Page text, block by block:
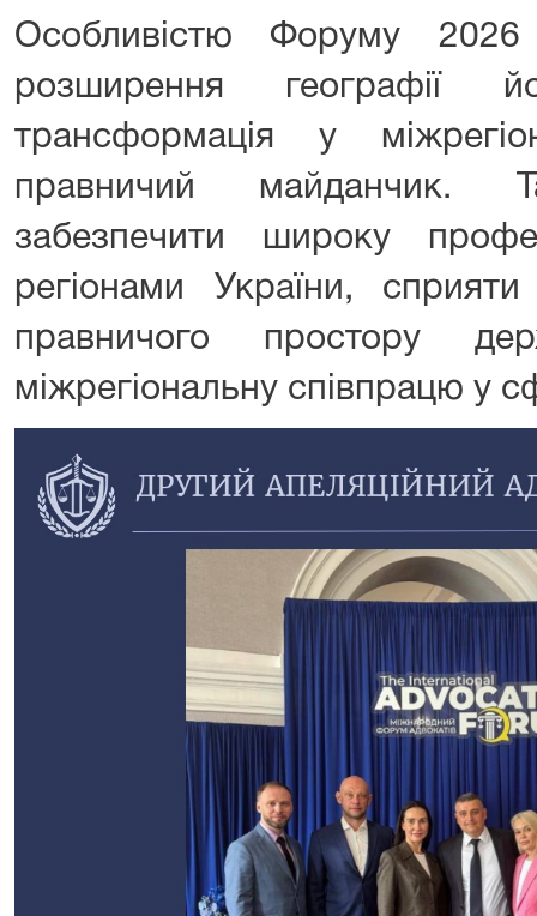
Особливістю Форуму
розширення географії
трансформація у
правничий
забезпечити широку
регіонами України,
правничого простору
міжрегіональну співпрацю у